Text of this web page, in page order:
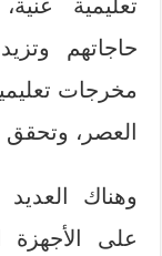
تعليمية
حاجاتهم
مخرجات
العصر، وتحقق
وهناك
على الأجهزة